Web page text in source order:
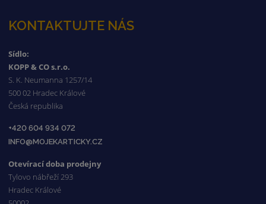
KONTAKTUJTE NÁS
Sídlo:
KOPP & CO s.r.o.
S. K. Neumanna 1257/14
500 02 Hradec Králové
Česká republika
+420 604 934 072
INFO@MOJEKARTICKY.CZ
Otevírací doba prodejny
Tylovo nábřeží 293
Hradec Králové